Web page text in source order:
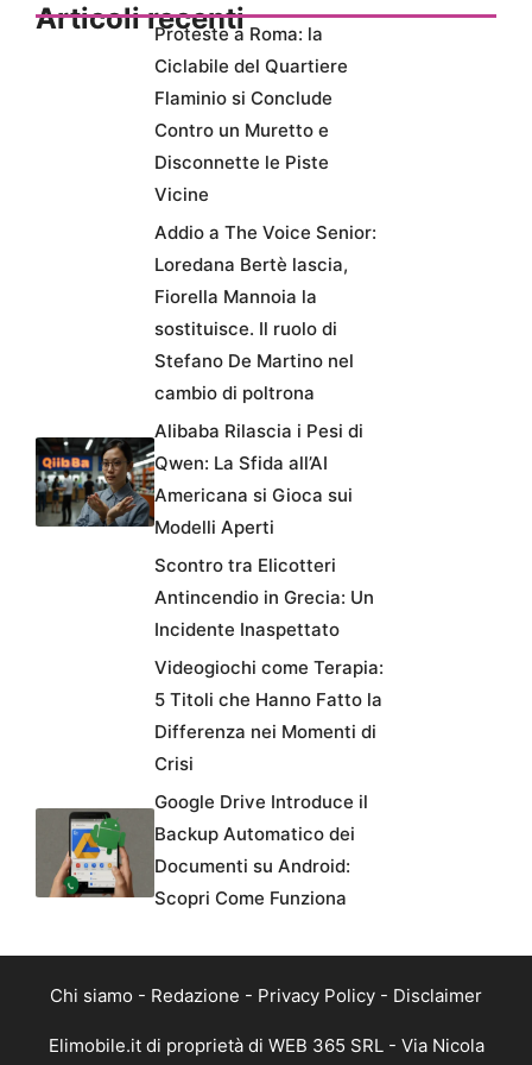
Articoli recenti
Proteste a Roma: la
Ciclabile del Quartiere
Flaminio si Conclude
Contro un Muretto e
Disconnette le Piste
Vicine
Addio a The Voice Senior:
Loredana Bertè lascia,
Fiorella Mannoia la
sostituisce. Il ruolo di
Stefano De Martino nel
cambio di poltrona
Alibaba Rilascia i Pesi di
Qwen: La Sfida all’AI
Americana si Gioca sui
Modelli Aperti
Scontro tra Elicotteri
Antincendio in Grecia: Un
Incidente Inaspettato
Videogiochi come Terapia:
5 Titoli che Hanno Fatto la
Differenza nei Momenti di
Crisi
Google Drive Introduce il
Backup Automatico dei
Documenti su Android:
Scopri Come Funziona
Chi siamo - Redazione - Privacy Policy - Disclaimer
Elimobile.it di proprietà di WEB 365 SRL - Via Nicola